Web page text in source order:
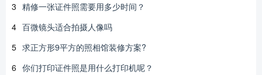
3 精修一张证件照需要用多少时间？
4 百微镜头适合拍摄人像吗
5 求正方形9平方的照相馆装修方案?
6 你们打印证件照是用什么打印机呢？